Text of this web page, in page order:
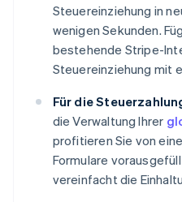
Steuereinziehung in
wenigen Sekunden.
bestehende Stripe-
Steuereinziehung mit
Für die
die Verwaltung Ihrer
profitieren Sie von
Formulare
vereinfacht die